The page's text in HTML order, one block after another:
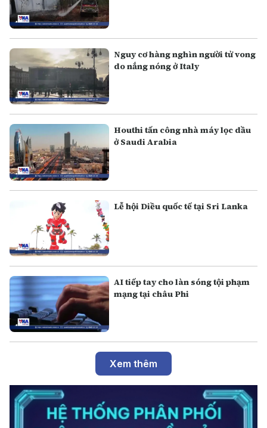
Nguy cơ hàng nghìn người tử vong
do nắng nóng ở Italy
Houthi tấn công nhà máy lọc dầu
ở Saudi Arabia
Lễ hội Diều quốc tế tại Sri Lanka
AI tiếp tay cho làn sóng tội phạm
mạng tại châu Phi
Xem thêm